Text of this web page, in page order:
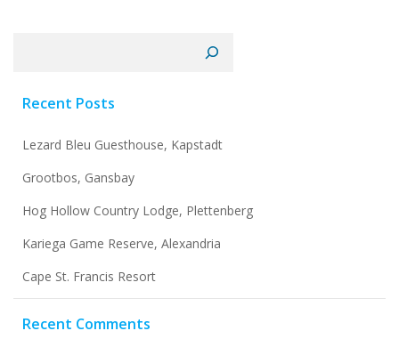
Recent Posts
Lezard Bleu Guesthouse, Kapstadt
Grootbos, Gansbay
Hog Hollow Country Lodge, Plettenberg
Kariega Game Reserve, Alexandria
Cape St. Francis Resort
Recent Comments